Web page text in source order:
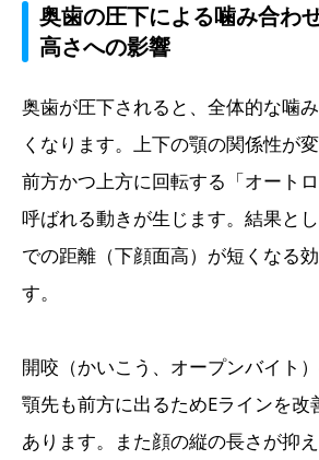
奥歯の圧下による噛み合わ
高さへの影響
奥歯が圧下されると、全体的な噛
くなります。上下の顎の関係性が
前方かつ上方に回転する「オート
呼ばれる動きが生じます。結果と
での距離（下顔面高）が短くなる
す。
開咬（かいこう、オープンバイト）
顎先も前方に出るためEラインを改
あります。また顔の縦の長さが抑